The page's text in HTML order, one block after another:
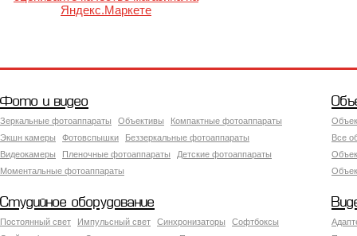
Фото и видео
Зеркальные фотоаппараты Объективы
Компактные фотоаппараты
Экшн камеры
Фотовспышки
Беззеркальные фотоаппараты
Видеокамеры
Пленочные фотоаппараты
Детские фотоаппараты
Моментальные фотоаппараты
Все
Студийное оборудование
Постоянный свет Импульсный свет Синхронизаторы
Софтбоксы